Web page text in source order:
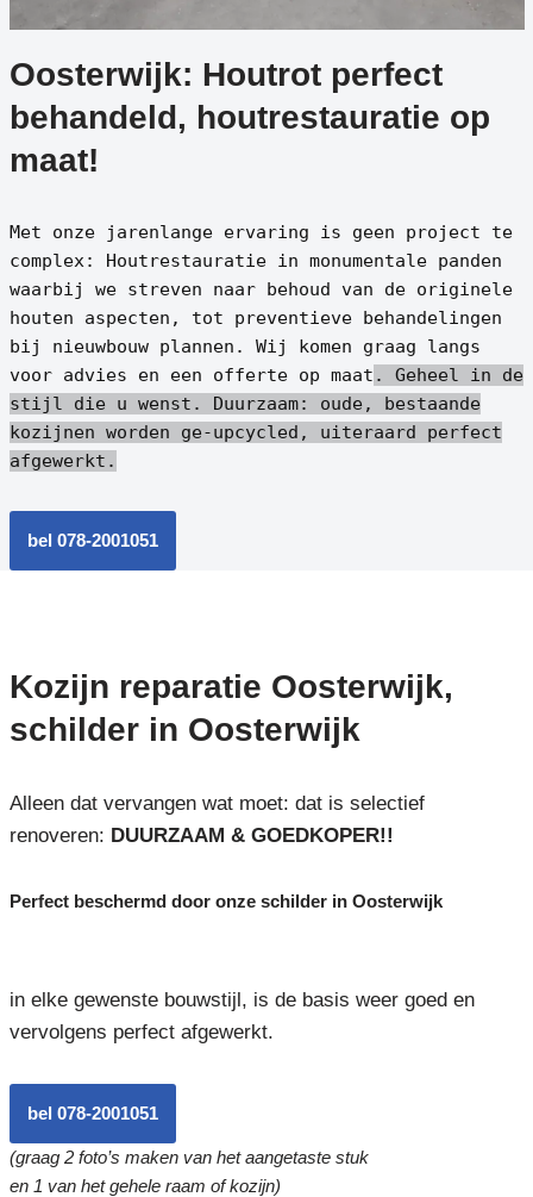
Oosterwijk: Houtrot perfect
behandeld, houtrestauratie op
maat!
Met onze jarenlange ervaring is geen project te
complex: Houtrestauratie in monumentale panden
waarbij we streven naar behoud van de originele
houten aspecten, tot preventieve behandelingen
bij nieuwbouw plannen. Wij komen graag langs
voor advies en een offerte op maat . Geheel in de
stijl die u wenst. Duurzaam: oude, bestaande
kozijnen worden ge-upcycled, uiteraard perfect
afgewerkt.
bel 078-2001051
Kozijn reparatie Oosterwijk,
schilder in Oosterwijk
Alleen dat vervangen wat moet: dat is selectief
renoveren: DUURZAAM & GOEDKOPER!!
Perfect beschermd door onze schilder in Oosterwijk
in elke gewenste bouwstijl, is de basis weer goed en
vervolgens perfect afgewerkt.
bel 078-2001051
(graag 2 foto’s maken van het aangetaste stuk
en 1 van het gehele raam of kozijn)